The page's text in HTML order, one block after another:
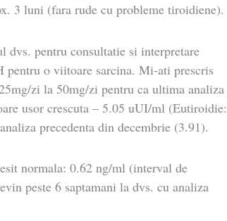
3 luni (fara rude cu probleme tiroidiene).
dvs. pentru consultatie si interpretare
pentru o viitoare sarcina. Mi-ati prescris
zi la 50mg/zi pentru ca ultima analiza
usor crescuta – 5.05 uUI/ml (Eutiroidie:
precedenta din decembrie (3.91).
normala: 0.62 ng/ml (interval de
peste 6 saptamani la dvs. cu analiza